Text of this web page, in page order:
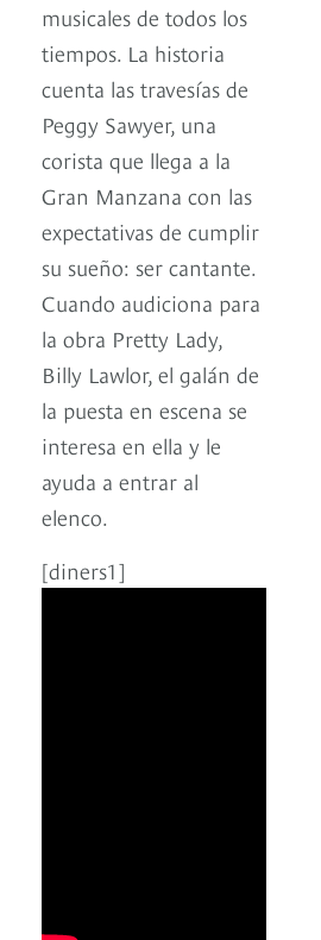
musicales de todos los
tiempos. La historia
cuenta las travesías de
Peggy Sawyer, una
corista que llega a la
Gran Manzana con las
expectativas de cumplir
su sueño: ser cantante.
Cuando audiciona para
la obra Pretty Lady,
Billy Lawlor, el galán de
la puesta en escena se
interesa en ella y le
ayuda a entrar al
elenco.
[diners1]